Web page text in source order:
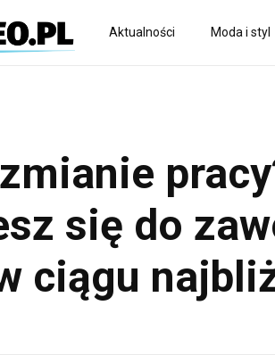
Aktualności Moda i styl
się do
ciągu